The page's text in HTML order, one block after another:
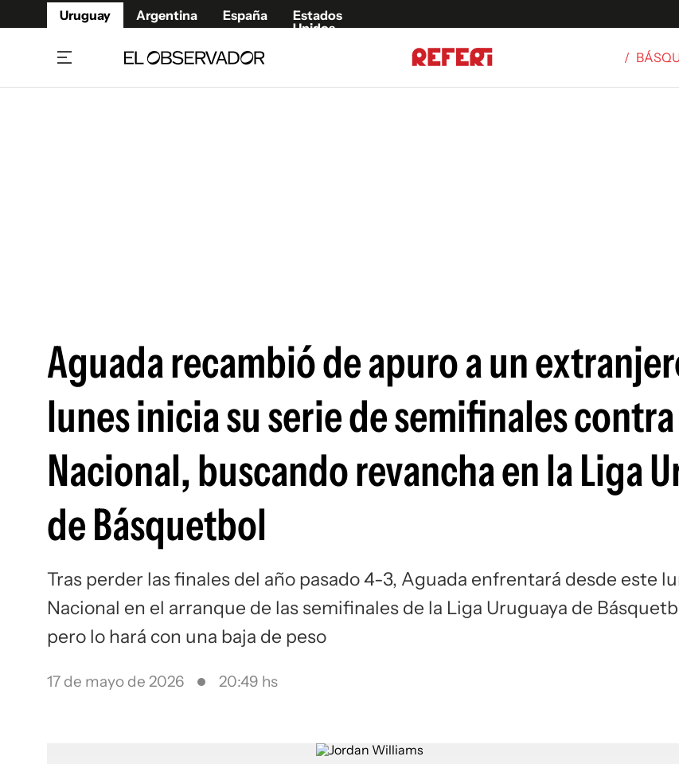
Uruguay Argentina España
Estados
Unidos
/
Aguada recambió de apuro a un
lunes inicia su serie de semifinales contra
Nacional, buscando revancha en la Liga
de Básquetbol
Tras perder las finales del año pasado 4-3, Aguada enfrentará desde este
Nacional en el arranque de las semifinales de la Liga Uruguaya de
pero lo hará con una baja de peso
17 de mayo de 2026 20:49 hs